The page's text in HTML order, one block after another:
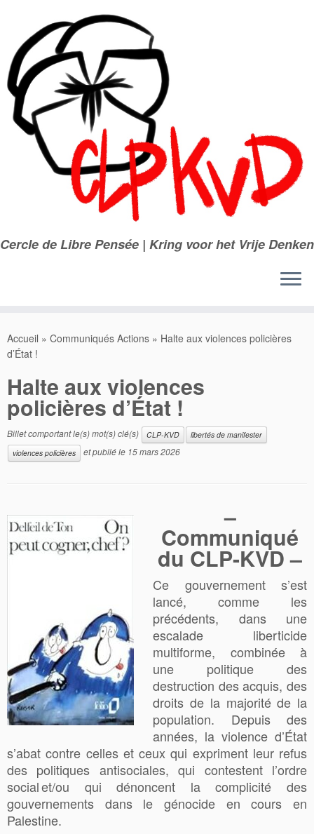
contenu
Cercle de Libre Pensée | Kring voor het Vrije Denken
Accueil » Communiqués Actions » Halte aux violences policières
d’État !
Halte aux violences
policières d’État !
Billet comportant le(s) mot(s) clé(s) CLP-KVD
libertés de manifester
violences policières
et publié le 15 mars 2026
–
Communiqué
du CLP-KVD –
Ce gouvernement s’est
lancé, comme les
précédents, dans une
escalade liberticide
multiforme, combinée à
une politique des
destruction des acquis, des
droits de la majorité de la
population. Depuis des
années, la violence d’État
s’abat contre celles et ceux qui expriment leur refus
des politiques antisociales, qui contestent l’ordre
social et/ou qui dénoncent la complicité des
gouvernements dans le génocide en cours en
Palestine.